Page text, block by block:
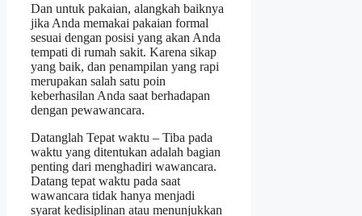
Dan untuk pakaian, alangkah baiknya
jika Anda memakai pakaian formal
sesuai dengan posisi yang akan Anda
tempati di rumah sakit. Karena sikap
yang baik, dan penampilan yang rapi
merupakan salah satu poin
keberhasilan Anda saat berhadapan
dengan pewawancara.
Datanglah Tepat waktu – Tiba pada
waktu yang ditentukan adalah bagian
penting dari menghadiri wawancara.
Datang tepat waktu pada saat
wawancara tidak hanya menjadi
syarat kedisiplinan atau menunjukkan